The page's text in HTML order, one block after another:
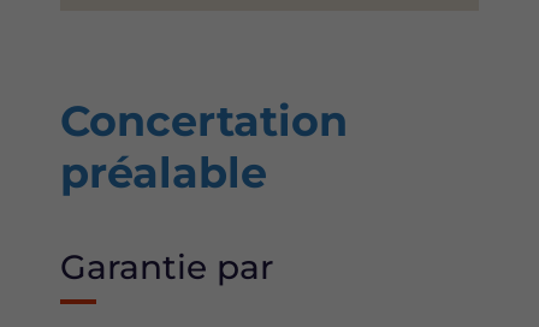
Concertation
préalable
Garantie par